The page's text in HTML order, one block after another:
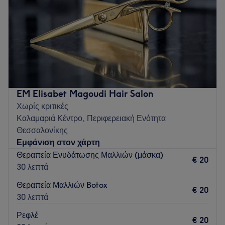
Περιβάλλον: Μοντέρνο, καθαρό.
Ειδικεύονται σε: Μανικιούρ, πεντικιούρ, αποτρίχωση,
extensions βλεφαρίδων.
Go to venue
09:00–16:00
Κυριακή
Κλειστό
Go to venue
EM Elisabet Magoudi Hair Salon
Χωρίς κριτικές
Καλαμαριά Κέντρο, Περιφερειακή Ενότητα
Θεσσαλονίκης
Εμφάνιση στον χάρτη
Θεραπεία Ενυδάτωσης Μαλλιών (μάσκα)
30 λεπτά
€ 20
Θεραπεία Μαλλιών Botox
30 λεπτά
€ 20
Ρεφλέ
€ 20